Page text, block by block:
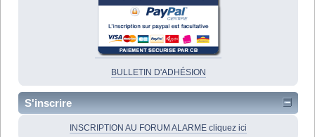
BULLETIN D'ADHÉSION
S'inscrire
INSCRIPTION AU FORUM ALARME cliquez ici